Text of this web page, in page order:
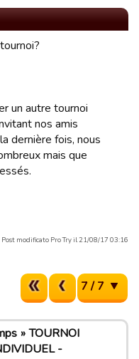
un autre tournoi
nos amis
dernière fois, nous
mais que
Post modificato Pro Try il 21/08/17 03:16
7 / 7
TOURNOI
-